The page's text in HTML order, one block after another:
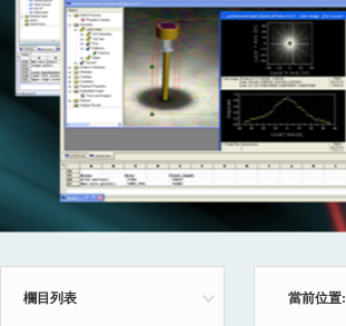
欄目列表 當前位置: